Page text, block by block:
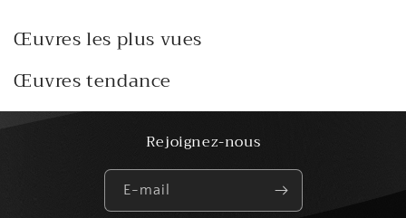
Œuvres les plus vues
Œuvres tendance
Rejoignez-nous
E-mail